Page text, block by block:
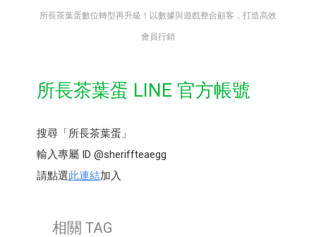
所長茶葉蛋數位轉型再升級！以數據與遊戲整合顧客，打造高效
會員行銷
所長茶葉蛋 LINE 官方帳號
搜尋「所長茶葉蛋」
輸入專屬 ID @sheriffteaegg
請點選此連結加入
相關 TAG